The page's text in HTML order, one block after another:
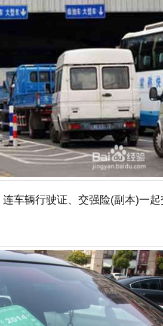
车辆行驶证、交强险(副本)一